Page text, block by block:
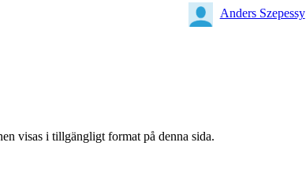
Anders Szepessy
visas i tillgängligt format på denna sida.